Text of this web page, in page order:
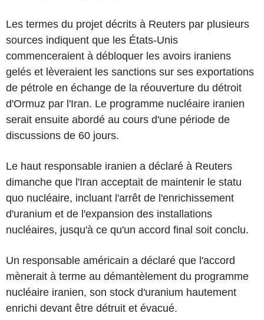
Les termes du projet décrits à Reuters par plusieurs
sources indiquent que les États-Unis
commenceraient à débloquer les avoirs iraniens
gelés et lèveraient les sanctions sur ses exportations
de pétrole en échange de la réouverture du détroit
d'Ormuz par l'Iran. Le programme nucléaire iranien
serait ensuite abordé au cours d'une période de
discussions de 60 jours.
Le haut responsable iranien a déclaré à Reuters
dimanche que l'Iran acceptait de maintenir le statu
quo nucléaire, incluant l'arrêt de l'enrichissement
d'uranium et de l'expansion des installations
nucléaires, jusqu'à ce qu'un accord final soit conclu.
Un responsable américain a déclaré que l'accord
mènerait à terme au démantèlement du programme
nucléaire iranien, son stock d'uranium hautement
enrichi devant être détruit et évacué.